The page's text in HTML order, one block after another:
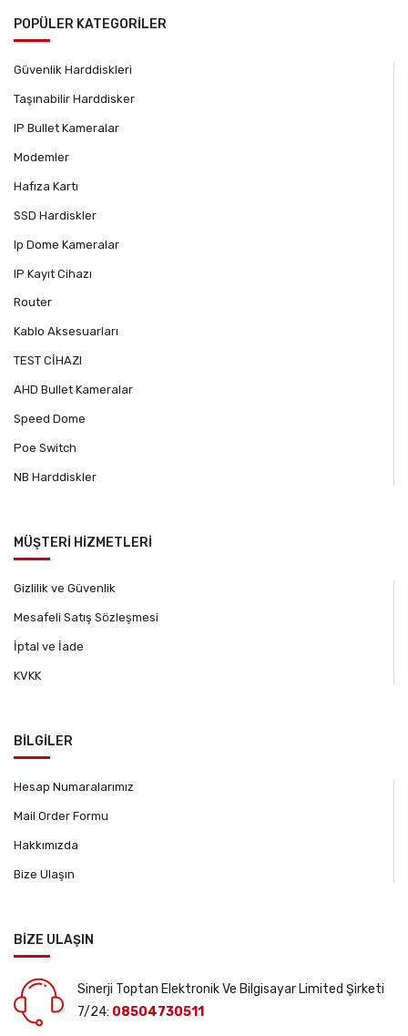
POPÜLER KATEGORİLER
Güvenlik Harddiskleri
Taşınabilir Harddisker
IP Bullet Kameralar
Modemler
Hafıza Kartı
SSD Hardiskler
Ip Dome Kameralar
IP Kayıt Cihazı
Router
Kablo Aksesuarları
TEST CİHAZI
AHD Bullet Kameralar
Speed Dome
Poe Switch
NB Harddiskler
MÜŞTERİ HİZMETLERİ
Gizlilik ve Güvenlik
Mesafeli Satış Sözleşmesi
İptal ve İade
KVKK
BİLGİLER
Hesap Numaralarımız
Mail Order Formu
Hakkımızda
Bize Ulaşın
BİZE ULAŞIN
Sinerji Toptan Elektronik Ve Bilgisayar Limited Şirketi
7/24: 08504730511